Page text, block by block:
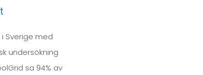
Sverige med
undersökning
sa 94% av